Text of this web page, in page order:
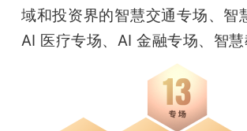
域和投资界的智慧交通专场、智
AI 医疗专场、AI 金融专场、智慧